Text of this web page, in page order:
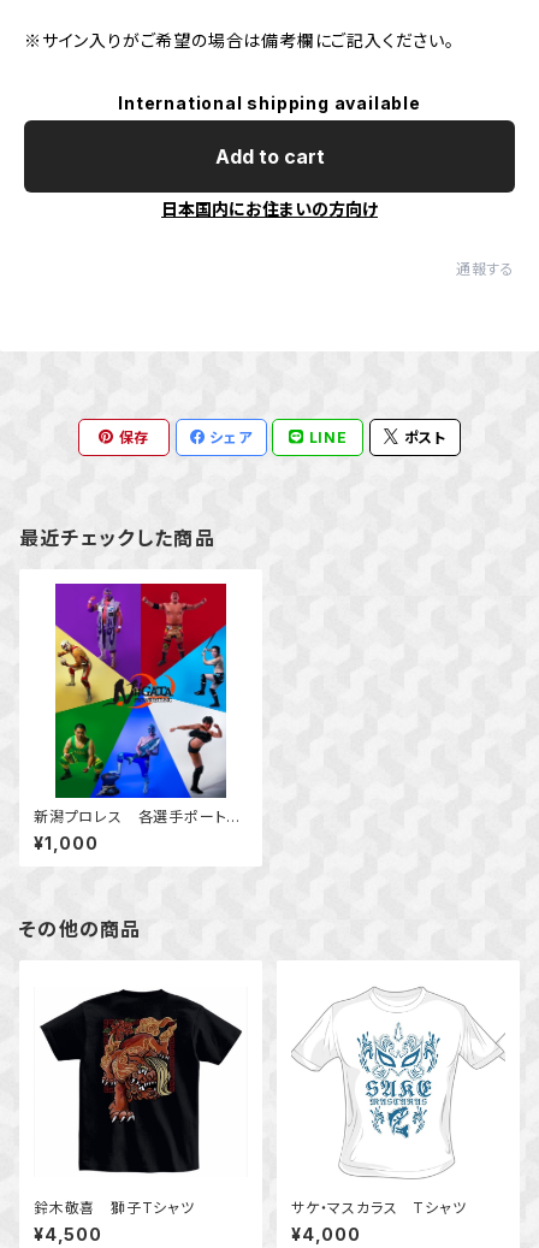
※サイン入りがご希望の場合は備考欄にご記入ください。
International shipping available
Add to cart
日本国内にお住まいの方向け
通報する
保存 シェア LINE ポスト
最近チェックした商品
新潟プロレス 各選手ポートレ
ート
¥1,000
その他の商品
鈴木敬喜 獅子Tシャツ
¥4,500
サケ・マスカラス Tシャツ
¥4,000